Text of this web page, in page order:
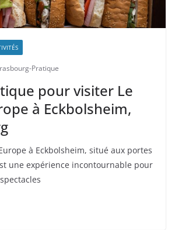
Pratique
pour visiter Le
à Eckbolsheim,
à Eckbolsheim, situé aux portes
une expérience incontournable pour